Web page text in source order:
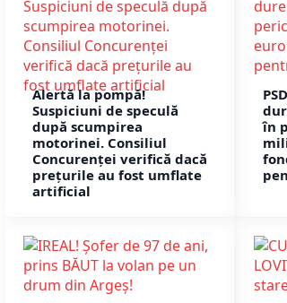
Alertă la pompă!
Suspiciuni de speculă
după scumpirea
motorinei. Consiliul
Concurenței verifică dacă
prețurile au fost umflate
artificial
în